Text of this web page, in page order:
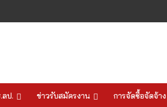
ลป. ข่าวรับสมัครงาน การจัดซื้อจัดจ้าง